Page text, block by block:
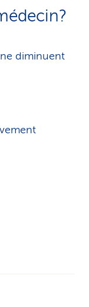
diminuent